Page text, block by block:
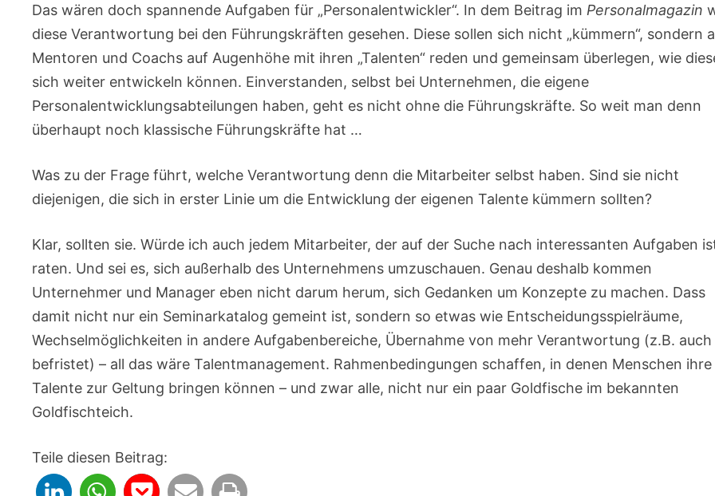
Das wären doch spannende Aufgaben für „Personalentwickler“. In dem Beitrag im Personalmagazin
diese Verantwortung bei den Führungskräften gesehen. Diese sollen sich nicht „kümmern“, sondern
Mentoren und Coachs auf Augenhöhe mit ihren „Talenten“ reden und gemeinsam überlegen, wie
sich weiter entwickeln können. Einverstanden, selbst bei Unternehmen, die eigene
Personalentwicklungsabteilungen haben, geht es nicht ohne die Führungskräfte. So weit man denn
überhaupt noch klassische Führungskräfte hat …
Was zu der Frage führt, welche Verantwortung denn die Mitarbeiter selbst haben. Sind sie nicht
diejenigen, die sich in erster Linie um die Entwicklung der eigenen Talente kümmern sollten?
Klar, sollten sie. Würde ich auch jedem Mitarbeiter, der auf der Suche nach interessanten Aufgaben
raten. Und sei es, sich außerhalb des Unternehmens umzuschauen. Genau deshalb kommen
Unternehmer und Manager eben nicht darum herum, sich Gedanken um Konzepte zu machen. Dass
damit nicht nur ein Seminarkatalog gemeint ist, sondern so etwas wie Entscheidungsspielräume,
Wechselmöglichkeiten in andere Aufgabenbereiche, Übernahme von mehr Verantwortung (z.B. auch
befristet) – all das wäre Talentmanagement. Rahmenbedingungen schaffen, in denen Menschen ihre
Talente zur Geltung bringen können – und zwar alle, nicht nur ein paar Goldfische im bekannten
Goldfischteich.
Teile diesen Beitrag: